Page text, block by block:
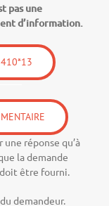
pas une
d’information.
une réponse qu’à
la demande
être fourni.
demandeur.